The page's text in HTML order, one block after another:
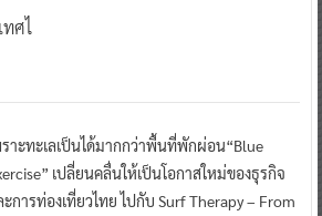
ทศไ
ราะทะเลเป็นได้มากกว่าพื้นที่พักผ่อน“Blue
เปลี่ยนคลื่นให้เป็นโอกาสใหม่ของธุรกิจ
ะการท่องเที่ยวไทย ไปกับ Surf Therapy – From